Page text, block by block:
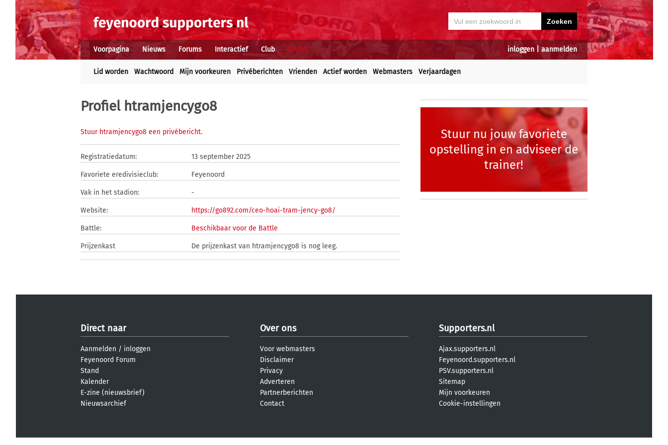
inloggen aanmelden
Voorpagina Nieuws Forums Interactief Club Profiel
Lid worden Wachtwoord Mijn voorkeuren Privéberichten Vrienden Actief worden Webmasters Verjaardagen
Profiel htramjencygo8
Stuur htramjencygo8 een privébericht.
Registratiedatum: 13 september 2025
Favoriete eredivisieclub: Feyenoord
Vak in het stadion: -
Website: https://go892.com/ceo-hoai-tram-jency-go8/
Battle: Beschikbaar voor de Battle
Prijzenkast De prijzenkast van htramjencygo8 is nog leeg.
Stuur nu jouw favoriete
opstelling in en adviseer de
trainer!
Direct naar
Aanmelden / inloggen
Feyenoord Forum
Stand
Kalender
E-zine (nieuwsbrief)
Nieuwsarchief
Over ons
Voor webmasters
Disclaimer
Privacy
Adverteren
Partnerberichten
Contact
Supporters.nl
Ajax.supporters.nl
Feyenoord.supporters.nl
PSV.supporters.nl
Sitemap
Mijn voorkeuren
Cookie-instellingen